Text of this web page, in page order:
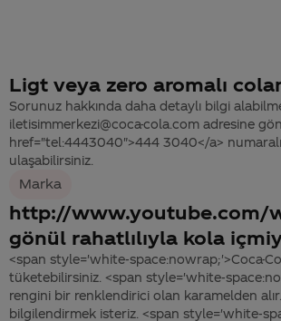
Ligt veya zero aromalı
Sorunuz hakkında daha detaylı bilgi
iletisimmerkezi@coca-cola.com adresine
href="tel:4443040">444 3040</a>
ulaşabilirsiniz.
Marka
http://www.youtube.com/
gönül rahatlılıyla kola
<span style='white-space:nowrap;'>Coca-
tüketebilirsiniz. <span style='white-
rengini bir renklendirici olan karamelden
bilgilendirmek isteriz. <span style='white-